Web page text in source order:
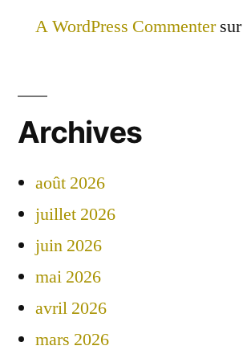
A WordPress Commentersur
Archives
août 2026
juillet 2026
juin 2026
mai 2026
avril 2026
mars 2026